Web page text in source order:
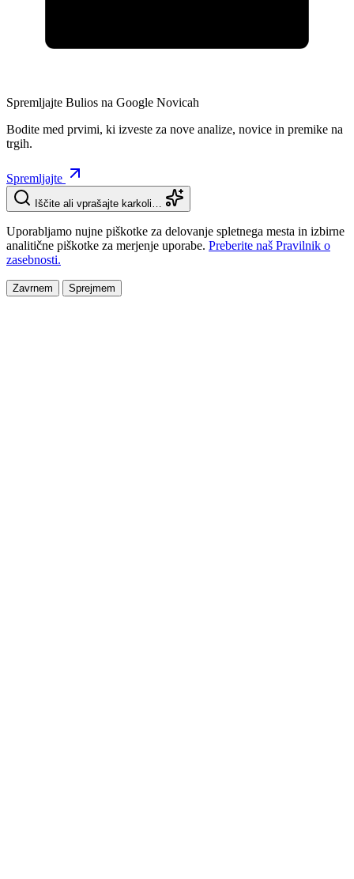
Spremljajte Bulios na Google Novicah
Bodite med prvimi, ki izveste za nove analize, novice in premike na
trgih.
Spremljajte
Iščite ali vprašajte karkoli…
Uporabljamo nujne piškotke za delovanje spletnega mesta in izbirne
analitične piškotke za merjenje uporabe. Preberite naš Pravilnik o
zasebnosti.
Zavrnem Sprejmem